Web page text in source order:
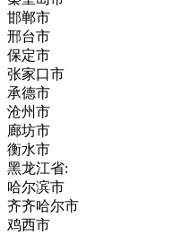
邯郸市
邢台市
保定市
张家口市
承德市
沧州市
廊坊市
衡水市
黑龙江省:
哈尔滨市
齐齐哈尔市
鸡西市